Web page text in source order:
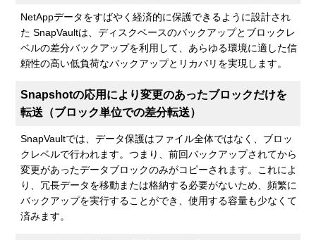
NetAppデータをすばやく経済的に保護できるように設計され
た SnapVaultは、ディスクベースのバックアップとブロックレ
ベルの差分バックアップを利用して、あらゆる環境に適した信
頼性の高い低負荷なバックアップとリカバリを実現します。
Snapshotの応用により変更のあったブロックだけを
転送（ブロック単位での差分転送）
SnapVaultでは、データ保護はファイル全体ではなく、ブロッ
クレベルで行われます。つまり、前回バックアップされてから
変更があったデータブロックのみがコピーされます。これによ
り、冗長データを移動または格納する必要がないため、頻繁に
バックアップを実行することができ、使用する容量も少なくて
済みます。